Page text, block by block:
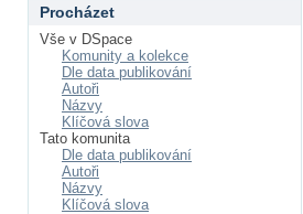
Procházet
Vše v DSpace
Komunity a kolekce
Dle data publikování
Autoři
Názvy
Klíčová slova
Tato komunita
Dle data publikování
Autoři
Názvy
Klíčová slova